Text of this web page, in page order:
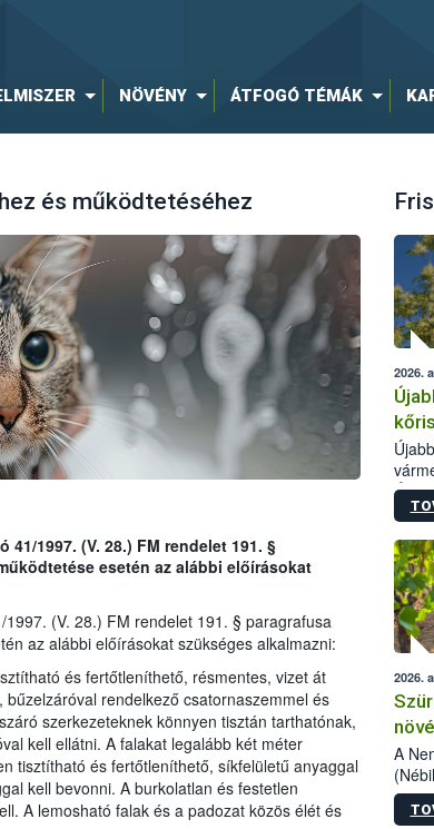
NÖVÉNY ÁTFOGÓ TÉMÁK
és működtetéséhez
1997. (V. 28.) FM rendelet 191. §
esetén az alábbi előírásokat
(V. 28.) FM rendelet 191. § paragrafusa
az alábbi előírásokat szükséges alkalmazni:
és fertőtleníthető, résmentes, vizet át
rendelkező csatornaszemmel és
szerkezeteknek könnyen tisztán tarthatónak,
kell ellátni. A falakat legalább két méter
tisztítható és fertőtleníthető, síkfelületű anyaggal
kell bevonni. A burkolatlan és festetlen
A lemosható falak és a padozat közös élét és
2026.
2026.
A